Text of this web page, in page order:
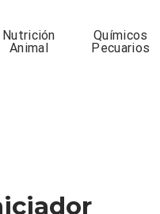
Nutrición
Animal
Químicos
Pecuarios